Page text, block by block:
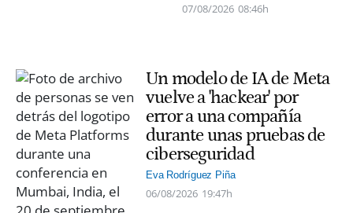
07/08/2026 08:46h
Un modelo de IA de Meta
vuelve a 'hackear' por
error a una compañía
durante unas pruebas de
ciberseguridad
Eva Rodríguez Piña
06/08/2026 19:47h